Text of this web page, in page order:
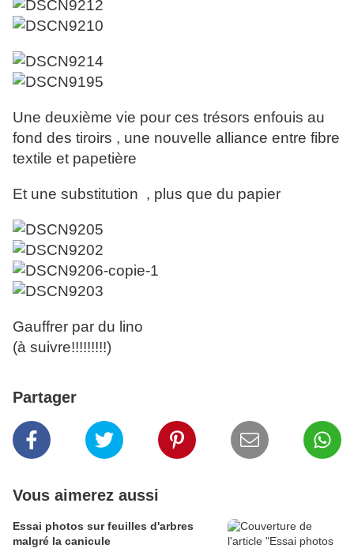
Une deuxième vie pour ces trésors enfouis au
fond des tiroirs , une nouvelle alliance entre fibre
textile et papetière
Et une substitution , plus que du papier
Gauffrer par du lino
(à suivre!!!!!!!!!)
Partager
Vous aimerez aussi
Essai photos sur feuilles d'arbres
malgré la canicule